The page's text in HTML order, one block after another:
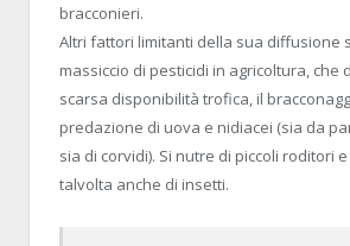
bracconieri.
Altri fattori limitanti della sua diffusione
massiccio di pesticidi in agricoltura, che
scarsa disponibilità trofica, il
predazione di uova e nidiacei (sia da
sia di corvidi). Si nutre di piccoli roditori
talvolta anche di insetti.